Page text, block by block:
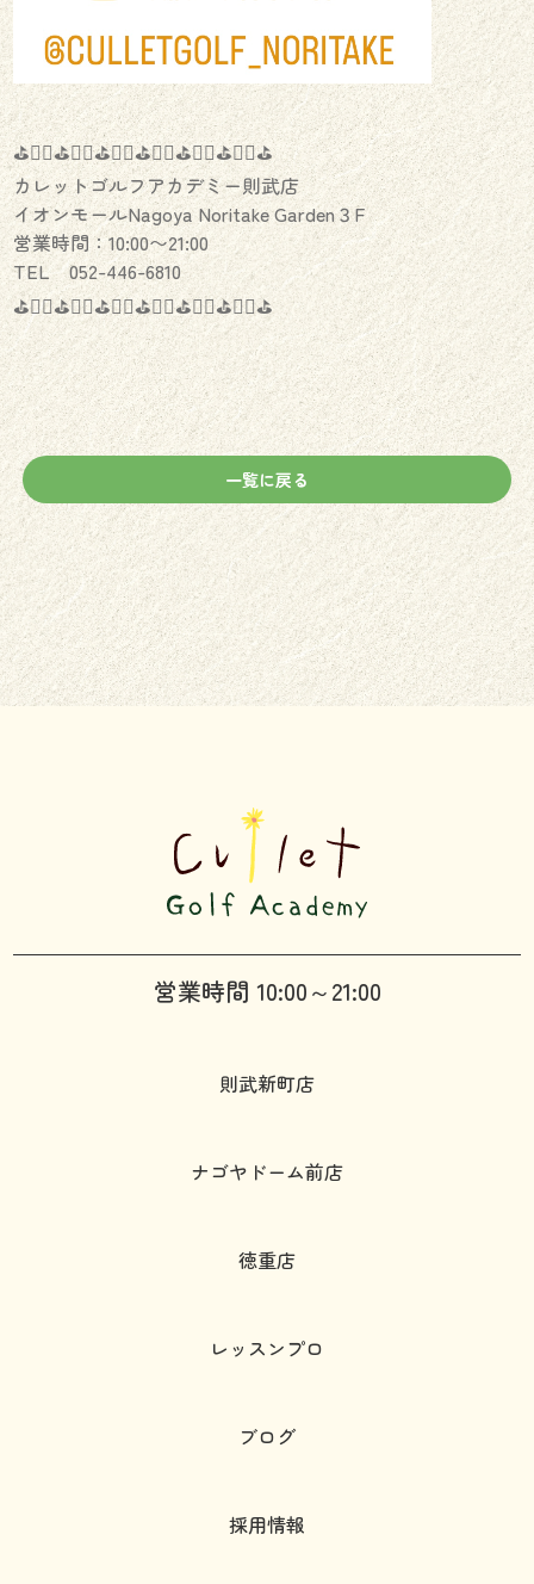
⛳️🏌️‍♂️⛳️🏌️‍♀️⛳️🏌️‍♂️⛳️🏌️‍♀️⛳️🏌️‍♂️⛳️🏌️‍♀️⛳️
カレットゴルフアカデミー則武店
イオンモールNagoya Noritake Garden３F
営業時間：10:00〜21:00
TEL 052-446-6810
⛳️🏌️‍♂️⛳️🏌️‍♀️⛳️🏌️‍♂️⛳️🏌️‍♀️⛳️🏌️‍♂️⛳️🏌️‍♀️⛳️
一覧に戻る
営業時間 10:00～21:00
則武新町店
ナゴヤドーム前店
徳重店
レッスンプロ
ブログ
採用情報